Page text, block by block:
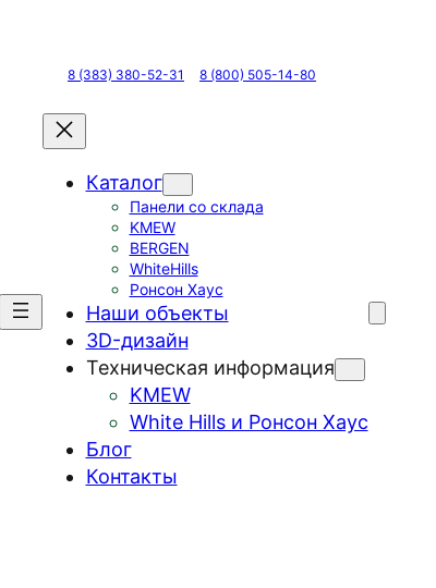
8 (383) 380-52-31 8 (800) 505-14-80
Каталог
Панели со склада
KMEW
BERGEN
WhiteHills
Ронсон Хаус
Наши объекты
3D-дизайн
Техническая информация
KMEW
White Hills и Ронсон Хаус
Блог
Контакты